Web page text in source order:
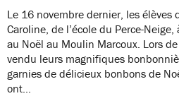
Le 16 novembre dernier, les élèves
Caroline, de l’école du Perce-
au Noël au Moulin Marcoux. Lors
vendu leurs magnifiques
garnies de délicieux bonbons de
ont…